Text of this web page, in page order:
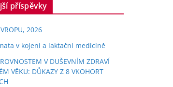
příspěvky
2026
v kojení a laktační medicíně
V DUŠEVNÍM ZDRAVÍ
VĚKU: DŮKAZY Z 8 VKOHORT